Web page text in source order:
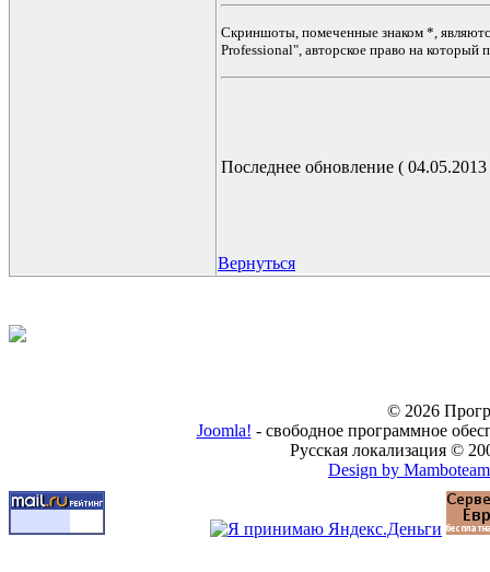
Скриншоты, помеченные знаком *,
Professional", авторское право на
Последнее обновление ( 04.05.2013
Вернуться
© 2026
Joomla! - свободное программное
Русская локализация ©
Design by